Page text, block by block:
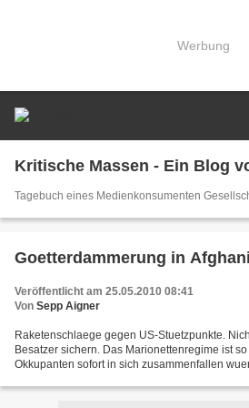
Werbung
Kritische Massen - Ein Blog
Tagebuch eines Medienkonsumenten
Goetterdammerung in
Veröffentlicht am 25.05.2010 08:41
Von Sepp Aigner
Raketenschlaege gegen US-Stuetzpunkte.
Besatzer sichern. Das Marionettenregime ist
Okkupanten sofort in sich zusammenfallen